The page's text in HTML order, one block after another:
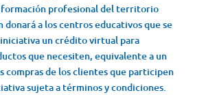
profesional del territorio
donará a los centros educativos que se
iniciativa un crédito virtual para
que necesiten, equivalente a un
compras de los clientes que participen
sujeta a términos y condiciones.